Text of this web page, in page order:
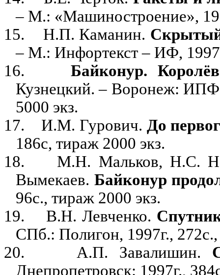
– М.: «Машиностроение»,
15.
Н.П. Каманин.
– М.: Инфортекст – ИФ,
16.
Байконур.
Кузнецкий. – Воронеж: ИПФ
5000 экз.
17.
И.М. Гурович. До
186с, тираж 2000 экз.
18.
М.Н. Мальков, Н.С.
Вымекаев. Байконур
96с., тираж 2000 экз.
19.
В.Н. Левченко.
СПб.: Полигон, 1997г.,
20.
А.П. Завалишин.
Днепропетровск: 1997г.,